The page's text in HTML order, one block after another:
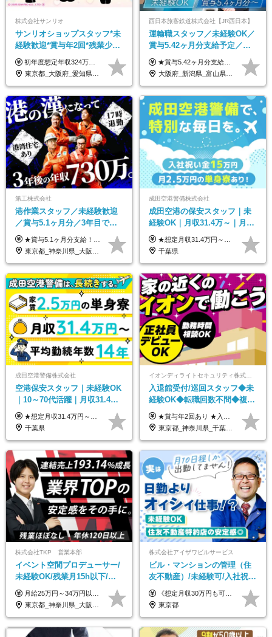
株式会社サンリオ
サンリオショップスタッフ*未
経験歓迎*賞与年2回*残業少な
め*産育休取得実績豊富*可愛
い制服*社割有
初年度想定年収324万円～690万円！ ◆全国一律 月給230,000円～＋賞与＋通勤手当＋役職手当＋時間外手当 《手当充実！》 ＊昇給/年1回 ＊賞与/年2回（7月/12月） ＊通勤手当：交通費支給（規定あり） ＊時間外手当 ＊販売職手当 ＊役職手当 《キャリアパス》 ▼店長（32歳）／年収400万円 ▼トレーナー（37歳）／年収500万円 ▼SV（40歳）／年収570万円 ※SVとして活躍された場合、574万円以上に昇給も目指せます。 日頃のお店での頑張りをしっかり評価する体制を整えており、 ご自身の努力次第で昇給する制度を用意しています！ 《ゆくゆくは・・・》 ■店舗スタッフをとりまとめ、お店づくりを主体で行う店長へ ■複数店舗を統括するトレーナーへとキャリアアップ ■様々な規模の店舗を経験しSVとして活躍した後は、本社の教育担当や店舗支援を担う本部スタッフとして活躍いただけます。 ※経験・能力を考慮の上、当社規定により優遇いたします。 ※入社日から6カ月間の試用期間あり。その間の待遇に差異はありません。
東京都_大阪府_愛知県_北海道_栃木県_静岡県_兵庫県_京都府_福岡県
西日本旅客鉄道株式会社【JR西日本】
運輸職スタッフ／未経験OK／
賞与5.42ヶ月分支給予定／残
業月11h程／年休119日+有給
平均18.7日
★賞与5.42ヶ月分支給予定あり！ （大卒以上）月給24万1,692円～39万5,780円＋各種手当＋賞与2回 （高卒以上）月給22万2,662円～39万5,780円＋各種手当＋賞与2回 ※上記は2025年度新卒支払額（京阪神地区）となります ※勤務地・学歴で異なり、ご経験・能力等をふまえた金額を加算します ※残業代は別途全額支給します ※当社規程に基づき決定します ※試用期間あり（3ヶ月／待遇に変更はありません） ※基本給以外の諸手当として扶養・職務・時間外・通勤手当等を支給します ※京阪神地区以外の勤務地の場合 月給（大卒）23万0,706円～／月給（高卒）21万2,541円～となります
大阪府_新潟県_富山県_石川県_福井県_三重県_兵庫県_京都府_滋賀県_奈良県_和歌山県_広島県_岡山県_鳥取県_島根県_山口県_福岡県
第工株式会社
港作業スタッフ／未経験歓迎
／賞与5.1ヶ月分／3年目で年
収730万円も可／食事手当あり
／年休120日以上
★賞与5.1ヶ月分支給！ ★入社3年目・30代で年収730万円の先輩も活躍中！ ★入社1年目・20代で月収29万円の実績あり 月給：22.5万円～30.5万円＋各種手当＋賞与年2回＋残業代全額支給 ※経験・能力などを考慮のうえ決定します ※上記月給には食事手当(5000円／月）を含みます ※残業代は分単位で100％支給いたします ※試用期間3ヶ月。その間の給与・待遇に差異はありません 【月収例】 ◆33.5万円／31歳 入社7か月 ◆38.5万円／32歳 入社1年目 ◆48.4万円／44歳 入社12年目 ※経験・能力などを考慮のうえ決定 ※月収・給与例には休日手当も含みます 【手当詳細】 ◆交通費規定支給（上限3万5000円／月） ◆時間外手当全額支給 ◆休日出勤手当 ◆港湾住宅あり（1R・2万円台～） ◆資格取得支援制度：全額負担 ◆地域手当：関東地区1万円／月
東京都_神奈川県_大阪府_愛知県_兵庫県
成田空港警備株式会社
成田空港の保安スタッフ｜未
経験OK｜月収31.4万～｜月
2.5万の単身寮｜住宅手当&家
族手当｜入社祝い金15万
★想定月収31.4万円～＋賞与年2回（59万円以上） ★入社お祝い金15万円支給 ★水道+光熱費無料の家賃がリーズナブルな社員寮(単身寮)あり！ ★住宅手当&家族手当あり 月給24万5000円以上(基本給21万1000円＋業務別手当35,000円)＋賞与年2回（賞与支給額：59万円以上を想定）＋残業代全額 ※みなし残業なし！残業代は全額支給します。 ※資格手当・深夜手当など、様々な手当をご用意しています。 ※入社お祝い金は１か月経過後、3ヶ月経過後、6ヶ月経過後に各5万円ずつ給与に加算して支給いたします。 ※指定の検定資格をお持ちの方には別途手当を支給します。入社後に取得した場合は給与に加算し支給します。 ・施設警備 1級7,000円 2級4,000円 ・交通誘導 1級7,000円 2級4,000円 ・雑踏警備 1級7,000円 2級4,000円 など
千葉県
成田空港警備株式会社
空港保安スタッフ｜未経験OK
｜10～70代活躍｜月収31.4万
&賞与年2回｜家族・住宅手当
｜光熱費0円の単身寮
★想定月収31.4万円～＋賞与年2回（59万円以上） ★入社お祝い金15万円支給 ★水道+光熱費無料の家賃がリーズナブルな社員寮(単身寮)あり！ 月給24万5000円以上(基本給21万1000円＋業務別手当35,000円)＋賞与年2回（賞与支給額：59万円以上を想定）＋残業代全額 ※みなし残業なし！残業代は全額支給します。 ※資格手当・深夜手当など、様々な手当をご用意しています。 ※入社お祝い金は１か月経過後、3ヶ月経過後、6ヶ月経過後に各5万円ずつ給与に加算して支給いたします。 ※指定の検定資格をお持ちの方には別途手当を支給します。入社後に取得した場合は給与に加算し支給します。 ・施設警備 1級7,000円 2級4,000円 ・交通誘導 1級7,000円 2級4,000円 ・雑踏警備 1級7,000円 2級4,000円 など
千葉県
入退館受付/巡回スタッフ◆未
経験OK◆転職回数不問◆複数
勤務地で募集中◆ブランクあ
りOK◆室内業務がメイン
★賞与年2回あり ★入社祝い金3万円支給 ★出産祝い金や育児支援金などの手当も充実！ ≪給与モデル≫ 【東京】基本給27万2780円/月給＋時間外手当（25h） 【愛知】基本給25万4990円/月給＋時間外手当（25h） 【大阪】基本給25万4990円/月給＋時間外手当（25h） 【福岡】基本給23万7200円/月給＋時間外手当（25h） -------------- ▽各地の給与は下記をご確認ください！ ■北海道 月給20万円～ ■東北 月給20万円～ ■北関東 埼玉／月給22万5000円～ 茨城・群馬・新潟／月給20万円～ ■南関東 東京・神奈川／月給23万円～ 千葉／月給22万5000円～ 山梨／月給20万円～ ■中部 愛知／月給21万5000円～ 長野・岐阜・三重／月給20万円～ ■関西 大阪／月給21万5000円～ 京都・兵庫／月給21万円～ 滋賀・奈良／月給20万円～ ■中四国 岡山・山口・四国・広島／月給20万円～ ■九州 福岡・鹿児島・長崎／月給20万円～
東京都_神奈川県_千葉県_北海道_福島県_長野県_岐阜県_三重県_京都府_福岡県
株式会社TKP 営業本部
イベント空間プロデューサー/
未経験OK/残業月15h以下/豊
富な福利厚生/全国募集/平均有
給取得日数14.9日
月給25万円～34万円以上＋各種手当＋残業代＋賞与年2回（昨年度2～4ヶ月分） 初年度想定年収：350万円～ ＜クラス・経験別の月給目安＞ ■メンバークラス：月給25万円以上 ■店長やSVなどのマネジメント経験者：月給30万円～スタート可 ■リーダークラス：月給34万円以上 ※月給は配属エリア・経験・能力を考慮して決定します（前職の経験・収入をお聞かせください）。 ※上記にはみなし残業手当20～30時間分（メンバー：3万1134円以上、経験5年以上：5万2448円以上、リーダー：5万9441円以上）を含みます。 ※超過分は別途支給いたします。
東京都_神奈川県_大阪府_愛知県_北海道_宮城県_静岡県_京都府_広島県_福岡県
株式会社アイザワビルサービス
ビル・マンションの管理（住
友不動産）/未経験可/入社祝い
金10万円/月収30万円可/40～
50代活躍/S102
《想定月収30万円も可能！/想定年収380万円》 ■月給24万5000円以上＋賞与年2回(2カ月/2025年実績)＋時間外手当＋資格手当＋役職手当＋交通費 ………… ≪昇給、賞与、および各種諸手当について≫ ◇入社お祝い金（10万円 ※3カ月精勤後支給） ◇昇給/年1回 ◇賞与/年2回(2カ月/2025年実績) ◇時間外手当 ◇資格手当 └・ビル設備管理技能士1級（1万円/月） ・ビル設備管理技能士2級（5000円/月） ・建築物環境衛生管理技術者（1万円/月） ・防火管理技能者（3000円/月） ・消防設備士乙4類（3000円/月） 他 ◇役職手当 └・班長/サブリーダー/リーダー（5000円～2万円/月） ◇物件手当（最大2万円 ※物件により異なる） ◇退職金あり ※経験・年齢・能力を考慮した上、当社規定により優遇いたします。 ※3カ月の試用期間あり。その間の給与や福利厚生に差異はありません。 《モデル年収》 ・入社1年/35歳：年収380万円 ・入社3年/38歳：年収400万円
東京都